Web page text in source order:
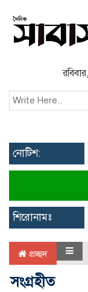
নোটিশ:
শিরোনামঃ
প্রচ্ছদ
সংগ্রহীত